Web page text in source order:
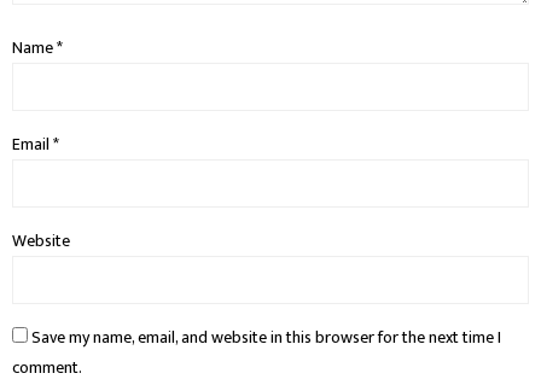
Name*
Email*
Website
Save my name, email, and website in this browser for the next time I
comment.